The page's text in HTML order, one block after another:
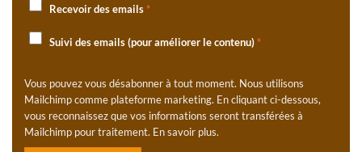
Recevoir des emails*
Suivi des emails (pour améliorer le contenu)*
Vous pouvez vous désabonner à tout moment. Nous utilisons
Mailchimp comme plateforme marketing. En cliquant ci-dessous,
vous reconnaissez que vos informations seront transférées à
Mailchimp pour traitement. En savoir plus.